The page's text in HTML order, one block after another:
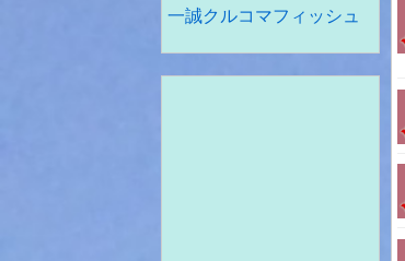
一誠クルコマフィッシュ